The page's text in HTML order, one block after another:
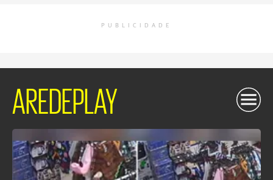
PUBLICIDADE
AREDEPLAY